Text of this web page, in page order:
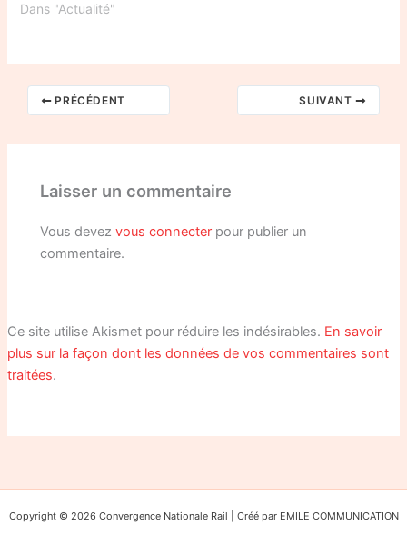
Dans "Actualité"
PRÉCÉDENT SUIVANT
Laisser un commentaire
Vous devezvous connecter pour publier un
commentaire.
Ce site utilise Akismet pour réduire les indésirables. En savoir
plus sur la façon dont les données de vos commentaires sont
traitées.
Copyright © 2026 Convergence Nationale Rail | Créé par EMILE COMMUNICATION